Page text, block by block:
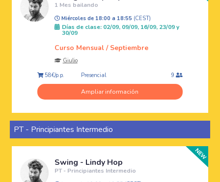
1 Mes bailando
Miércoles de 18:00 a 18:55 (CEST)
Días de clase: 02/09, 09/09, 16/09, 23/09 y
30/09
Curso Mensual / Septiembre
Giulio
58€/p.p.
Presencial 9
Ampliar información
PT - Principiantes Intermedio
Swing - Lindy Hop
PT - Principiantes Intermedio